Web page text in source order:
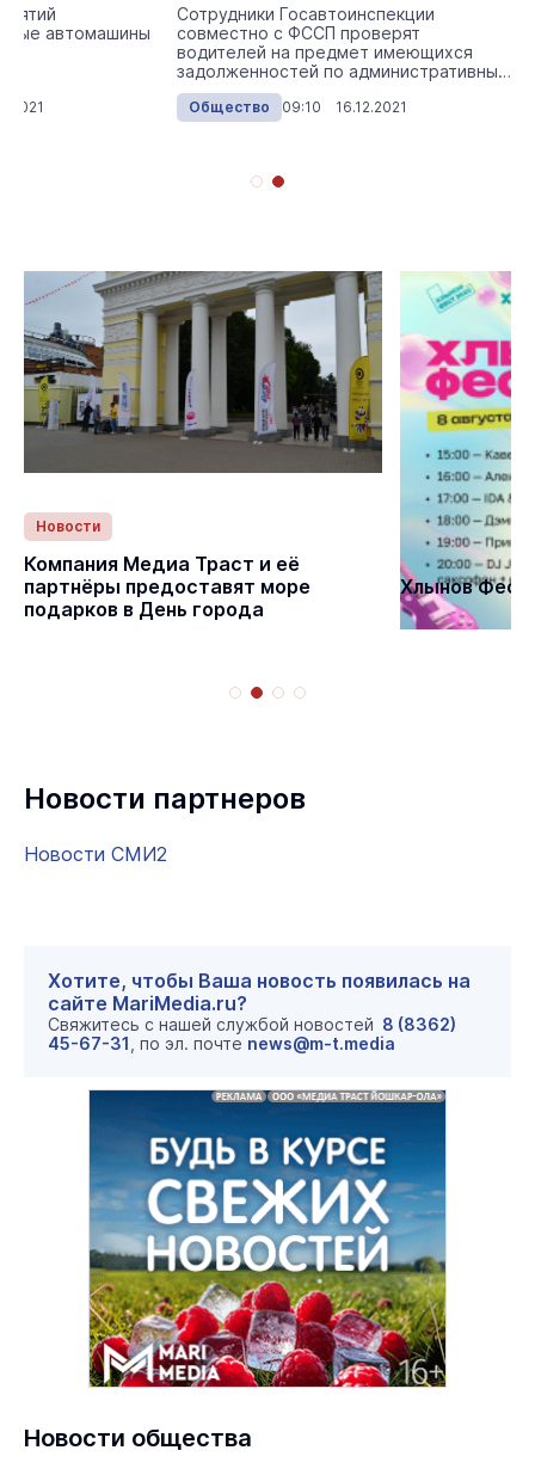
автомашины
Сотрудники Госавтоинспекции
совместно с ФССП проверят
водителей на предмет имеющихся
задолженностей по административным
штрафам в области дорожного дв...
Общество 09:10 16.12.2021
Новости
Компания Медиа Траст и её
партнёры предоставят море
подарков в День города
Статьи
Хлынов Фест
Новости партнеров
Новости СМИ2
Хотите, чтобы Ваша новость появилась на
сайте MariMedia.ru?
Свяжитесь с нашей службой новостей 8 (8362)
45-67-31 , по эл. почте news@m-t.media
Новости общества